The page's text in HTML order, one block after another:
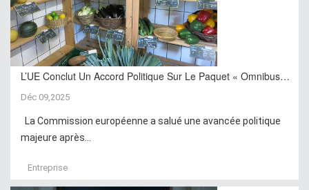
L’UE Conclut Un Accord Politique Sur Le Paquet « Omnibus…
Déc 09,2025
La Commission européenne a salué une avancée politique
majeure après...
Entreprise